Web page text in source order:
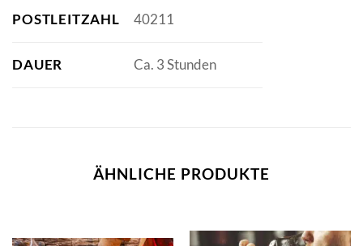
POSTLEITZAHL 40211
DAUER Ca. 3 Stunden
ÄHNLICHE PRODUKTE